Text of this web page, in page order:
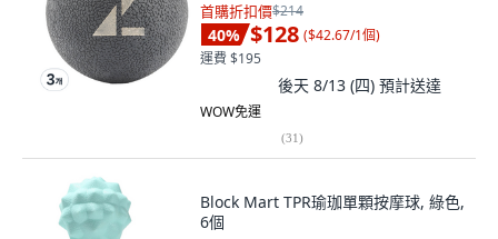
首購折扣價$214
40% $128 ($42.67/1個)
運費 $195
後天 8/13 (四) 預計送達
WOW免運
(31)
Block Mart TPR瑜珈單顆按摩球, 綠色,
6個